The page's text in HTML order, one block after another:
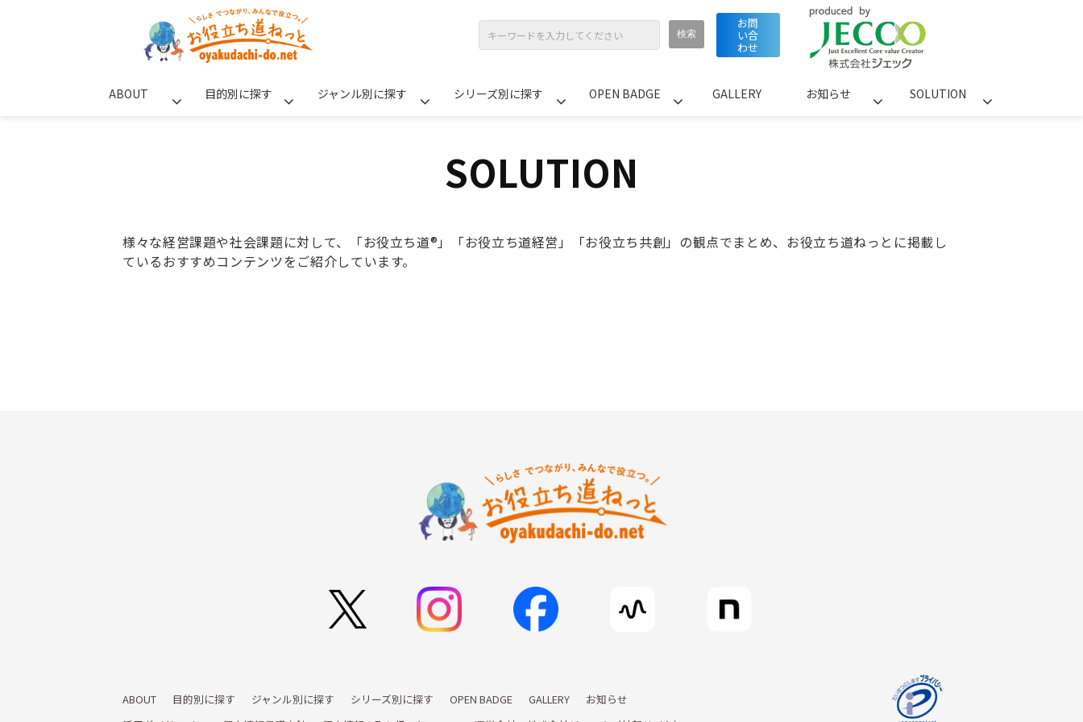
お問
い合
わせ
ABOUT 目的別に探す ジャンル別に探す シリーズ別に探す OPEN BADGE GALLERY お知らせ SOLUTION
SOLUTION
様々な経営課題や社会課題に対して、「お役立ち道®」「お役立ち道経営」「お役立ち共創」の観点でまとめ、お役立ち道ねっとに掲載し
ているおすすめコンテンツをご紹介しています。
ABOUT 目的別に探す ジャンル別に探す シリーズ別に探す OPEN BADGE GALLERY
お知らせ